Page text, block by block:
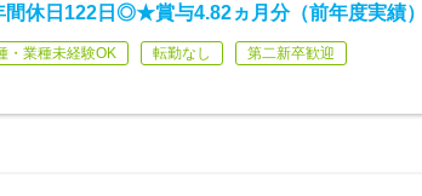
休日122日◎★賞与4.82ヵ月分（前年度実績
・業種未経験OK 転勤なし 第二新卒歓迎